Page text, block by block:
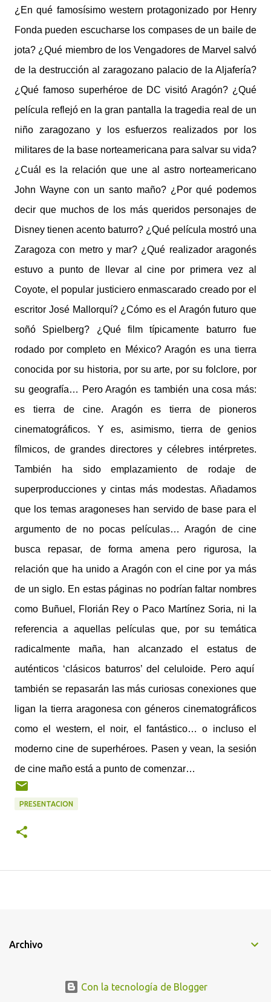
¿En qué famosísimo western protagonizado por Henry
Fonda pueden escucharse los compases de un baile de
jota? ¿Qué miembro de los Vengadores de Marvel salvó
de la destrucción al zaragozano palacio de la Aljafería?
¿Qué famoso superhéroe de DC visitó Aragón? ¿Qué
película reflejó en la gran pantalla la tragedia real de un
niño zaragozano y los esfuerzos realizados por los
militares de la base norteamericana para salvar su vida?
¿Cuál es la relación que une al astro norteamericano
John Wayne con un santo maño? ¿Por qué podemos
decir que muchos de los más queridos personajes de
Disney tienen acento baturro? ¿Qué película mostró una
Zaragoza con metro y mar? ¿Qué realizador aragonés
estuvo a punto de llevar al cine por primera vez al
Coyote, el popular justiciero enmascarado creado por el
escritor José Mallorquí? ¿Cómo es el Aragón futuro que
soñó Spielberg? ¿Qué film típicamente baturro fue
rodado por completo en México? Aragón es una tierra
conocida por su historia, por su arte, por su folclore, por
su geografía… Pero Aragón es también una cosa más:
es tierra de cine. Aragón es tierra de pioneros
cinematográficos. Y es, asimismo, tierra de genios
fílmicos, de grandes directores y célebres intérpretes.
También ha sido emplazamiento de rodaje de
superproducciones y cintas más modestas. Añadamos
que los temas aragoneses han servido de base para el
argumento de no pocas películas… Aragón de cine
busca repasar, de forma amena pero rigurosa, la
relación que ha unido a Aragón con el cine por ya más
de un siglo. En estas páginas no podrían faltar nombres
como Buñuel, Florián Rey o Paco Martínez Soria, ni la
referencia a aquellas películas que, por su temática
radicalmente maña, han alcanzado el estatus de
auténticos ‘clásicos baturros’ del celuloide. Pero aquí
también se repasarán las más curiosas conexiones que
ligan la tierra aragonesa con géneros cinematográficos
como el western, el noir, el fantástico… o incluso el
moderno cine de superhéroes. Pasen y vean, la sesión
de cine maño está a punto de comenzar…
PRESENTACION
Archivo
Con la tecnología de Blogger